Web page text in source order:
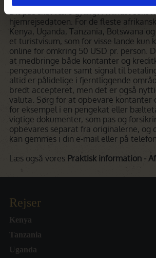
Dit pas skal være gyldigt i mindst seks
hjemrejsedatoen. For de fleste
Kenya, Uganda, Tanzania, Botswana
et turistvisum, som for visse lande kun
online for omkring 50 USD pr. person.
at medbringe både kontanter og
pengeautomater samt signal til
altid er pålidelige i fjerntliggende
bredt accepteret, men det er også
valuta. Sørg for at opbevare kontanter
for eksempel i en pengekat eller
vigtige dokumenter, som pas og
opbevares separat fra originalerne, og
kan gemmes i din e-mail eller på
Læs også vores Praktisk information -
Rejser
Kenya
Tanzania
Uganda